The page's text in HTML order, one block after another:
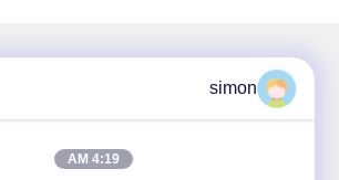
simon
4:19 AM